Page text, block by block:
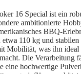
16 Special ist ein
ambitionierte
BBQ-
110 kg und stabilen
Mobilität, was ihn
Die Verarbeitung
eine hochwertige